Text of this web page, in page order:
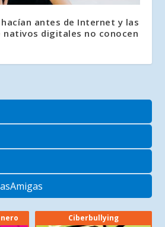
antes de Internet y las
nativos digitales no conocen
Ciberbullying